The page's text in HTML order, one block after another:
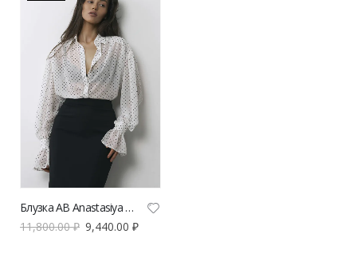
Блузка AB Anastasiya Burdyugova в горох из шифона
11,800.00₽ 9,440.00 ₽